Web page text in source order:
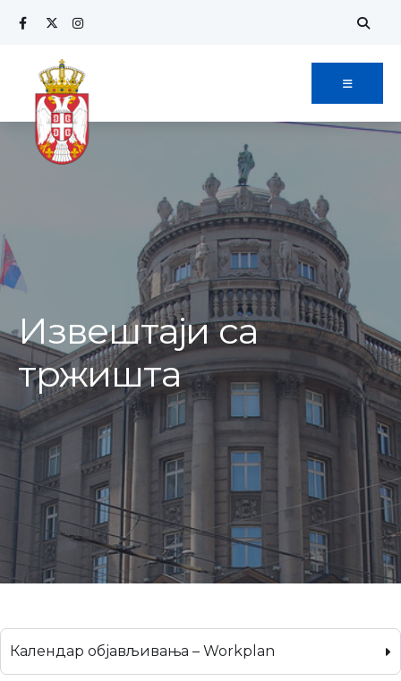
Извештаји са
тржишта
Календар објављивања – Workplan